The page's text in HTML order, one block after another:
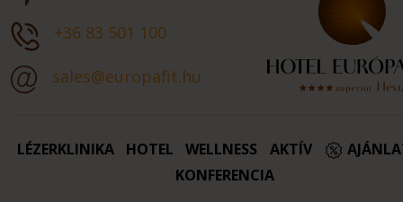
+36 83 501 100
sales@europafit.hu
LÉZERKLINIKA HOTEL WELLNESS AKTÍV
KONFERENCIA